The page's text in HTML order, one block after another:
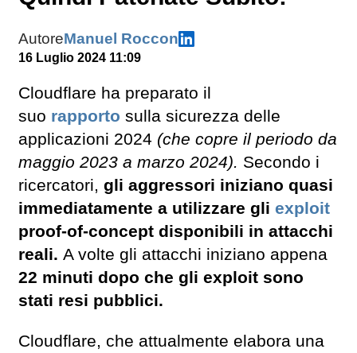
AutoreManuel Roccon
16 Luglio 2024 11:09
Cloudflare ha preparato il
suo rapporto sulla sicurezza delle
applicazioni 2024 (che copre il periodo da
maggio 2023 a marzo 2024). Secondo i
ricercatori, gli aggressori iniziano quasi
immediatamente a utilizzare gli exploit
proof-of-concept disponibili in attacchi
reali. A volte gli attacchi iniziano appena
22 minuti dopo che gli exploit sono
stati resi pubblici.
Cloudflare, che attualmente elabora una